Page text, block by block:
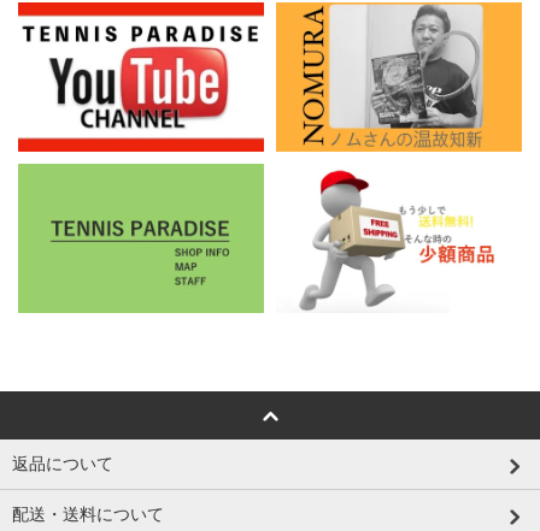
返品について
配送・送料について